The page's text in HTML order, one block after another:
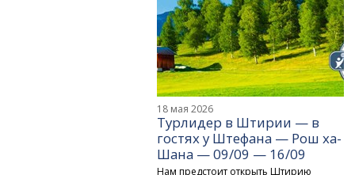
18 мая 2026
Турлидер в Штирии — в
гостях у Штефана — Рош ха-
Шана — 09/09 — 16/09
Нам предстоит открыть Штирию